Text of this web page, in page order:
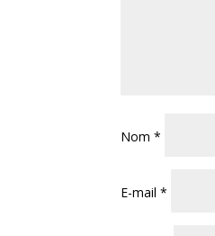
Nom*
E-mail*